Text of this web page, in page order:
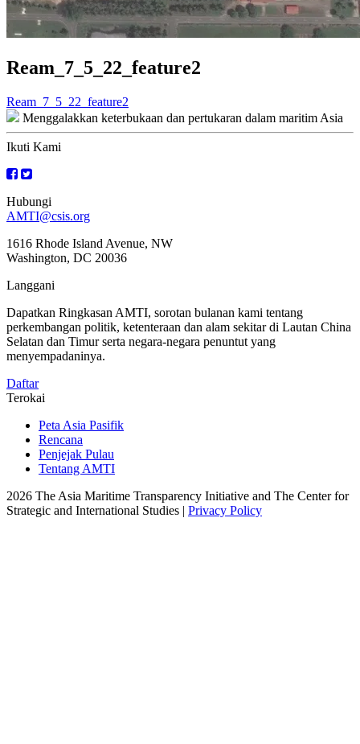
Ream_7_5_22_feature2
Navigasi
kiriman
Ream_7_5_22_feature2
Menggalakkan keterbukaan dan pertukaran dalam maritim Asia
Ikuti Kami
Hubungi
AMTI@csis.org
1616 Rhode Island Avenue, NW
Washington, DC 20036
Langgani
Dapatkan Ringkasan AMTI, sorotan bulanan kami tentang
perkembangan politik, ketenteraan dan alam sekitar di Lautan China
Selatan dan Timur serta negara-negara penuntut yang
menyempadaninya.
Daftar
Terokai
Peta Asia Pasifik
Rencana
Penjejak Pulau
Tentang AMTI
2026 The Asia Maritime Transparency Initiative and The Center for
Strategic and International Studies | Privacy Policy